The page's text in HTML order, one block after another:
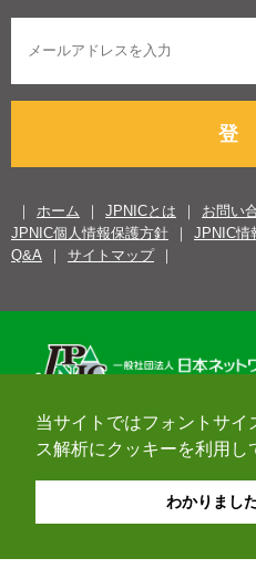
当サイトではフォントサイ
ス解析にクッキーを利用し
わかりまし
登
ホーム JPNICとは お問い
JPNIC個人情報保護方針
JPNIC情
Q&A
サイトマップ
Copyright© 1996-2026 Japan